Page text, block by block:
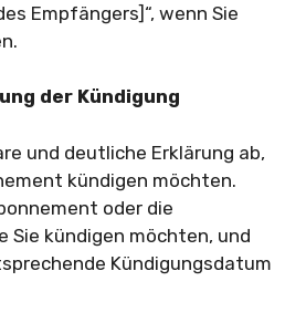
Empfängers]“, wenn Sie
der Kündigung
und deutliche Erklärung ab,
kündigen möchten.
oder die
Sie kündigen möchten, und
Kündigungsdatum